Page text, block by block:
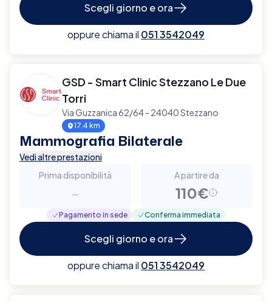
Scegli giorno e ora
oppure chiama il 051 3542049
GSD - Smart Clinic Stezzano Le Due
Torri
Via Guzzanica 62/64 - 24040 Stezzano
17.4 km
Mammografia Bilaterale
Vedi altre prestazioni
Prima disponibilità
-
A partire da
110€
Pagamento in sede Conferma immediata
Scegli giorno e ora
oppure chiama il 051 3542049